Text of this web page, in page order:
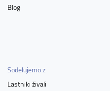
Blog
Sodelujemo z
Lastniki živali